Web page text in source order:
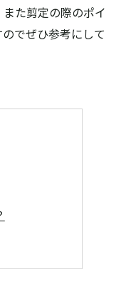
た剪定の際のポイ
でぜひ参考にして